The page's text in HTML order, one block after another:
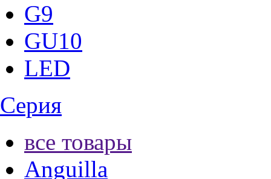
G9
GU10
LED
Серия
все товары
Anguilla